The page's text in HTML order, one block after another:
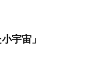
宇宙」